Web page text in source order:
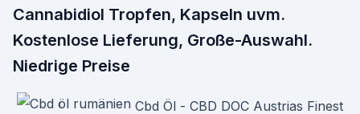
Cannabidiol Tropfen, Kapseln uvm.
Kostenlose Lieferung, Große-Auswahl.
Niedrige Preise
Cbd Öl - CBD DOC Austrias Finest